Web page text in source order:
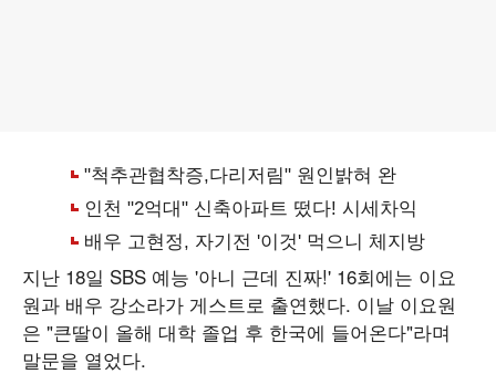
지난 18일 SBS 예능 '아니 근데 진짜!' 16회에는 이요
원과 배우 강소라가 게스트로 출연했다. 이날 이요원
은 "큰딸이 올해 대학 졸업 후 한국에 들어온다"라며
말문을 열었다.